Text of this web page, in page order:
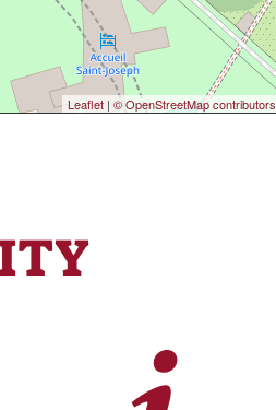
Leaflet | © OpenStreetMap contributors